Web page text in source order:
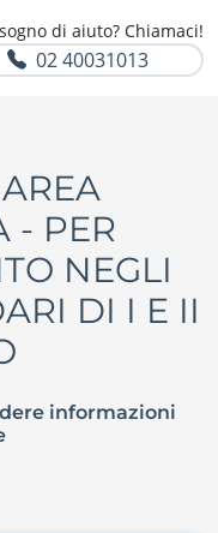
di aiuto? Chiamaci!
02 40031013
- PER
NEGLI
DI I E II
informazioni